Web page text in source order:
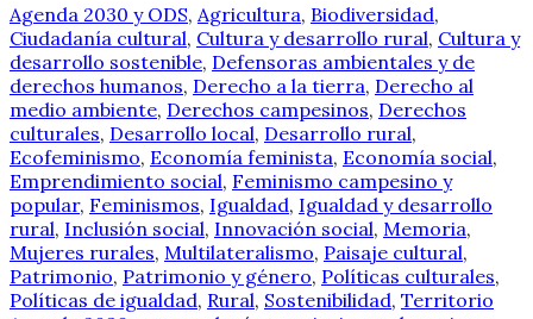
Agenda 2030 y ODS, Agricultura, Biodiversidad,
Ciudadanía cultural, Cultura y desarrollo rural, Cultura y
desarrollo sostenible, Defensoras ambientales y de
derechos humanos, Derecho a la tierra, Derecho al
medio ambiente, Derechos campesinos, Derechos
culturales, Desarrollo local, Desarrollo rural,
Ecofeminismo, Economía feminista, Economía social,
Emprendimiento social, Feminismo campesino y
popular, Feminismos, Igualdad, Igualdad y desarrollo
rural, Inclusión social, Innovación social, Memoria,
Mujeres rurales, Multilateralismo, Paisaje cultural,
Patrimonio, Patrimonio y género, Políticas culturales,
Políticas de igualdad, Rural, Sostenibilidad, Territorio